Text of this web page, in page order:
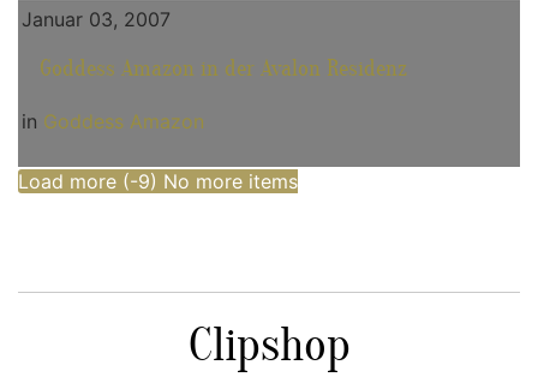
Januar 03, 2007
Goddess Amazon in der Avalon Residenz
in Goddess Amazon
Load more (-9) No more items
Clipshop